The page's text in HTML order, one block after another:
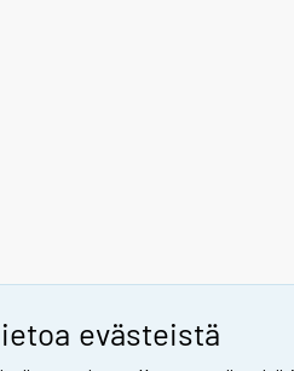
evästeistä